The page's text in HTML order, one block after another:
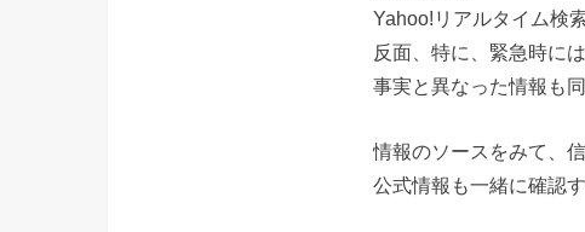
Yahoo!リアルタイム検
反面、特に、緊急時に
事実と異なった情報も
情報のソースをみて、
公式情報も一緒に確認